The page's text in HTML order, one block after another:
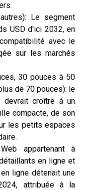
Le segment
USD d'ici 2032, en
avec le
sur les marchés
30 pouces à 50
de 70 pouces): le
croître à un
compacte, de son
les petits espaces
appartenant à
en ligne et
ligne détenait une
attribuée à la